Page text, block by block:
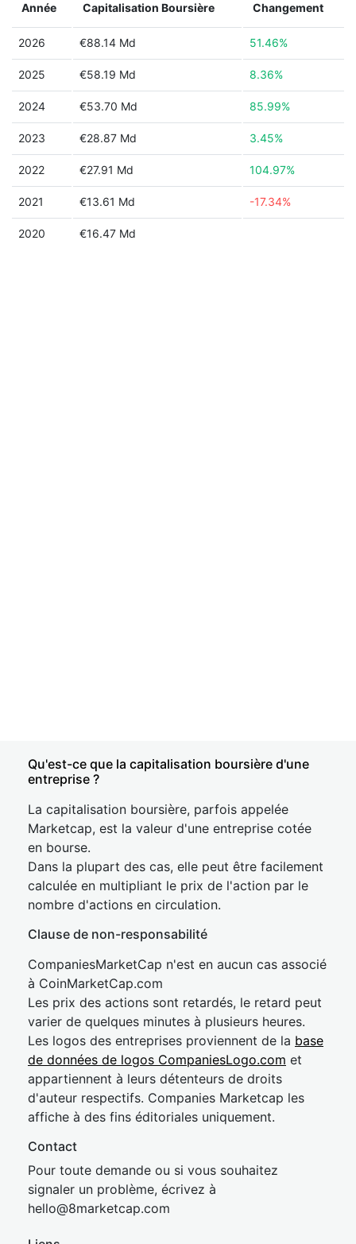
Année Capitalisation Boursière Changement
2026 €88.14 Md 51.46%
2025 €58.19 Md 8.36%
2024 €53.70 Md 85.99%
2023 €28.87 Md 3.45%
2022 €27.91 Md 104.97%
2021 €13.61 Md -17.34%
2020 €16.47 Md
Qu'est-ce que la capitalisation boursière d'une
entreprise ?
La capitalisation boursière, parfois appelée
Marketcap, est la valeur d'une entreprise cotée
en bourse.
Dans la plupart des cas, elle peut être facilement
calculée en multipliant le prix de l'action par le
nombre d'actions en circulation.
Clause de non-responsabilité
CompaniesMarketCap n'est en aucun cas associé
à CoinMarketCap.com
Les prix des actions sont retardés, le retard peut
varier de quelques minutes à plusieurs heures.
Les logos des entreprises proviennent de la base
de données de logos CompaniesLogo.com et
appartiennent à leurs détenteurs de droits
d'auteur respectifs. Companies Marketcap les
affiche à des fins éditoriales uniquement.
Contact
Pour toute demande ou si vous souhaitez
signaler un problème, écrivez à
hello@8marketcap.com